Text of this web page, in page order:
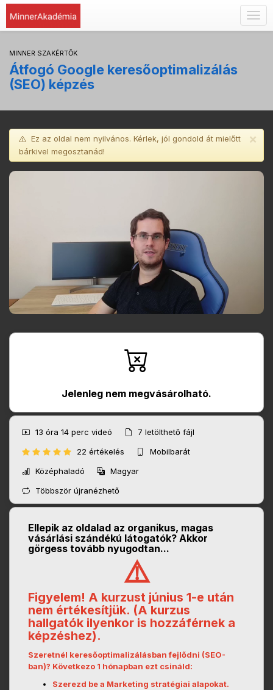
MINNER SZAKÉRTŐK
Átfogó Google keresőoptimalizálás
(SEO) képzés
×
Ez az oldal nem nyilvános. Kérlek, jól gondold át mielőtt
bárkivel megosztanád!
Jelenleg nem megvásárolható.
13 óra 14 perc videó 7 letölthető fájl
22 értékelés
Mobilbarát
Középhaladó
Magyar
Többször újranézhető
Ellepik az oldalad az organikus, magas
vásárlási szándékú látogatók? Akkor
görgess tovább nyugodtan...
⚠️
Figyelem! A kurzust június 1-e után
nem értékesítjük. (A kurzus
hallgatók ilyenkor is hozzáférnek a
képzéshez).
Szeretnél keresőoptimalizálásban fejlődni (SEO-
ban)? Következo 1 hónapban ezt csináld:
Szerezd be a Marketing stratégiai alapokat.